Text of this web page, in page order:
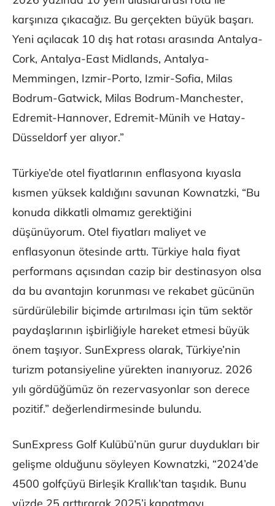
karşınıza çıkacağız. Bu gerçekten büyük başarı.
Yeni açılacak 10 dış hat rotası arasında Antalya-
Cork, Antalya-East Midlands, Antalya-
Memmingen, Izmir-Porto, Izmir-Sofia, Milas
Bodrum-Gatwick, Milas Bodrum-Manchester,
Edremit-Hannover, Edremit-Münih ve Hatay-
Düsseldorf yer alıyor.”
Türkiye’de otel fiyatlarının enflasyona kıyasla
kısmen yüksek kaldığını savunan Kownatzki, “Bu
konuda dikkatli olmamız gerektiğini
düşünüyorum. Otel fiyatları maliyet ve
enflasyonun ötesinde arttı. Türkiye hala fiyat
performans açısından cazip bir destinasyon olsa
da bu avantajın korunması ve rekabet gücünün
sürdürülebilir biçimde artırılması için tüm sektör
paydaşlarının işbirliğiyle hareket etmesi büyük
önem taşıyor. SunExpress olarak, Türkiye’nin
turizm potansiyeline yürekten inanıyoruz. 2026
yılı gördüğümüz ön rezervasyonlar son derece
pozitif.” değerlendirmesinde bulundu.
SunExpress Golf Kulübü’nün gurur duydukları bir
gelişme olduğunu söyleyen Kownatzki, “2024’de
4500 golfçüyü Birleşik Krallık’tan taşıdık. Bunu